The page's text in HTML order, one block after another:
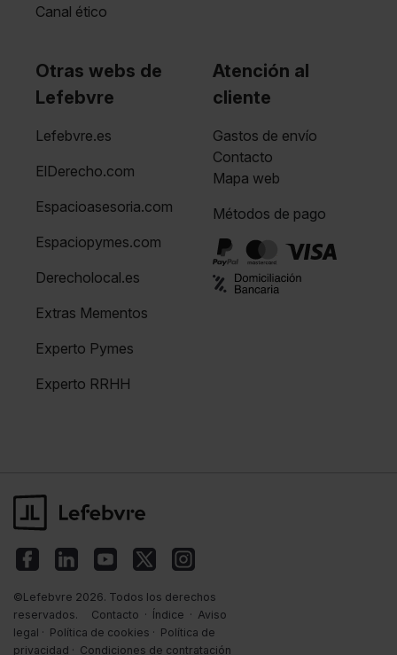
Canal ético
Otras webs de
Lefebvre
Lefebvre.es
ElDerecho.com
Espacioasesoria.com
Espaciopymes.com
Derecholocal.es
Extras Mementos
Experto Pymes
Experto RRHH
Atención al
cliente
Gastos de envío
Contacto
Mapa web
Métodos de pago
©Lefebvre 2026. Todos los derechos
reservados.
Contacto · Índice · Aviso
legal · Política de cookies · Política de
privacidad · Condiciones de contratación